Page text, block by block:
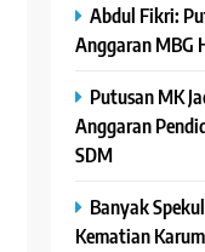
Abdul Fikri:
Anggaran MBG
Putusan MK
Anggaran
SDM
Banyak
Kematian